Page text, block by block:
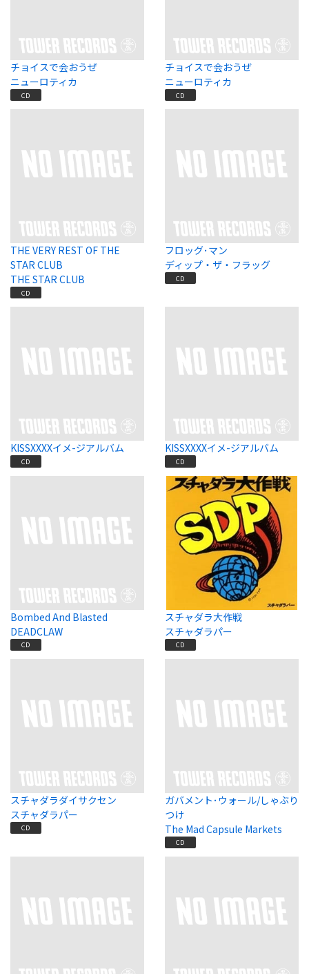
チョイスで会おうぜ
ニューロティカ
CD
チョイスで会おうぜ
ニューロティカ
CD
THE VERY REST OF THE
STAR CLUB
THE STAR CLUB
CD
フロッグ･マン
ディップ・ザ・フラッグ
CD
KISSXXXXイメ-ジアルバム
CD
KISSXXXXイメ-ジアルバム
CD
Bombed And Blasted
DEADCLAW
CD
スチャダラ大作戦
スチャダラパー
CD
スチャダラダイサクセン
スチャダラパー
CD
ガバメント･ウォール/しゃぶり
つけ
The Mad Capsule Markets
CD